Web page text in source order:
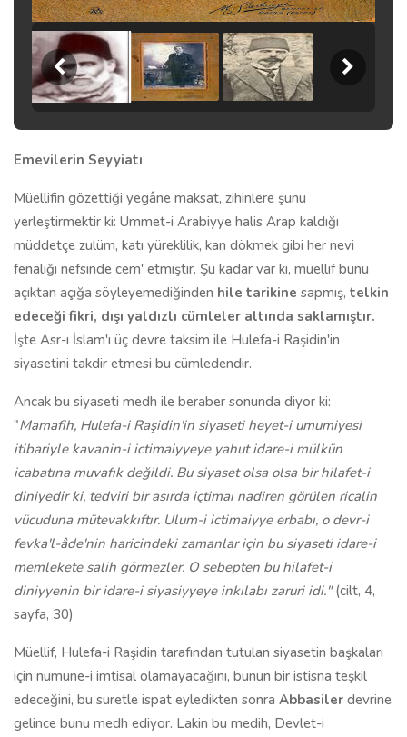
Emevilerin Seyyiatı
Müellifin gözettiği yegâne maksat, zihinlere şunu
yerleştirmektir ki: Ümmet-i Arabiyye halis Arap kaldığı
müddetçe zulüm, katı yüreklilik, kan dökmek gibi her nevi
fenalığı nefsinde cem' etmiştir. Şu kadar var ki, müellif bunu
açıktan açığa söyleyemediğinden hile tarikine sapmış, telkin
edeceği fikri, dışı yaldızlı cümleler altında saklamıştır.
İşte Asr-ı İslam'ı üç devre taksim ile Hulefa-i Raşidin'in
siyasetini takdir etmesi bu cümledendir.
Ancak bu siyaseti medh ile beraber sonunda diyor ki:
"Mamafih, Hulefa-i Raşidin'in siyaseti heyet-i umumiyesi
itibariyle kavanin-i ictimaiyyeye yahut idare-i mülkün
icabatına muvafık değildi. Bu siyaset olsa olsa bir hilafet-i
diniyedir ki, tedviri bir asırda içtimaı nadiren görülen ricalin
vücuduna mütevakkıftır. Ulum-i ictimaiyye erbabı, o devr-i
fevka'l-âde'nin haricindeki zamanlar için bu siyaseti idare-i
memlekete salih görmezler. O sebepten bu hilafet-i
diniyyenin bir idare-i siyasiyyeye inkılabı zaruri idi."(cilt, 4,
sayfa, 30)
Müellif, Hulefa-i Raşidin tarafından tutulan siyasetin başkaları
için numune-i imtisal olamayacağını, bunun bir istisna teşkil
edeceğini, bu suretle ispat eyledikten sonra Abbasiler devrine
gelince bunu medh ediyor. Lakin bu medih, Devlet-i